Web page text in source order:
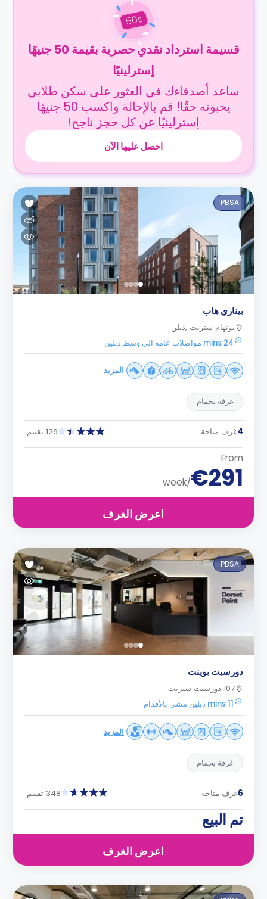
£
50
قسيمة استرداد نقدي حصرية بقيمة 50 جنيهًا
إسترلينيًا
ساعد أصدقاءك في العثور على سكن طلابي
يحبونه حقًا! قم بالإحالة واكسب 50 جنيهًا
إسترلينيًا عن كل حجز ناجح!
احصل عليها الآن
PBSA
بيناري هاب
بونهام ستريت ,دبلن
24 mins مواصلات عامه الى وسط دبلين
المزيد
غرفة بحمام
4غرف متاحة 126 تقييم
From
€291
/week
اعرض الغرف
PBSA
دورسيت بوينت
107 دورسيت ستريت
11 mins دبلين مشي بالأقدام
المزيد
غرفة بحمام
6غرف متاحة 348 تقييم
تم البيع
اعرض الغرف